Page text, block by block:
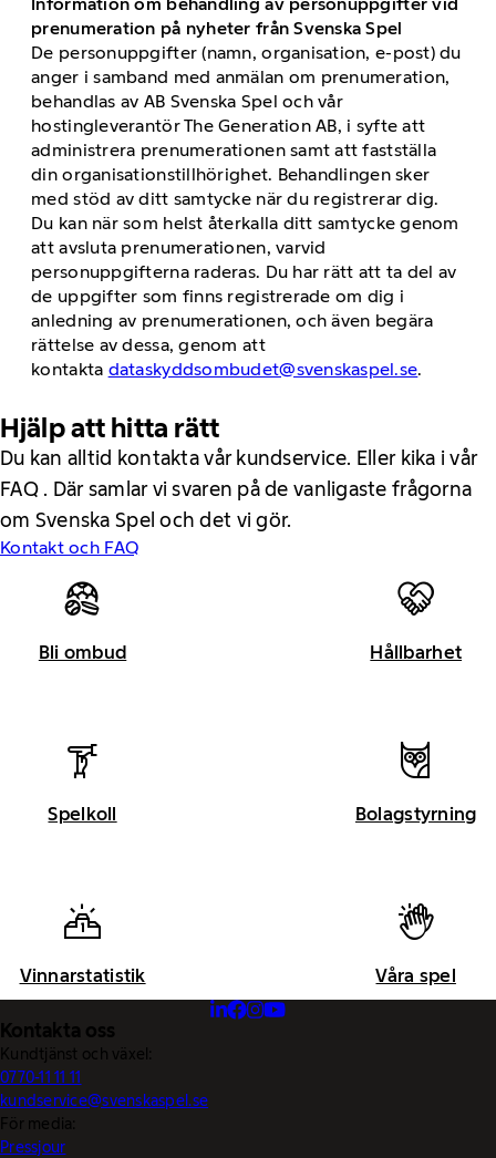
prenumeration på nyheter från Svenska Spel
De personuppgifter (namn, organisation, e-post) du
anger i samband med anmälan om prenumeration,
behandlas av AB Svenska Spel och vår
hostingleverantör The Generation AB, i syfte att
administrera prenumerationen samt att fastställa
din organisationstillhörighet. Behandlingen sker
med stöd av ditt samtycke när du registrerar dig.
Du kan när som helst återkalla ditt samtycke genom
att avsluta prenumerationen, varvid
personuppgifterna raderas. Du har rätt att ta del av
de uppgifter som finns registrerade om dig i
anledning av prenumerationen, och även begära
rättelse av dessa, genom att
kontakta dataskyddsombudet@svenskaspel.se.
Hjälp att hitta rätt
Du kan alltid kontakta vår kundservice. Eller kika i vår
FAQ . Där samlar vi svaren på de vanligaste frågorna
om Svenska Spel och det vi gör.
Kontakt och FAQ
Bli ombud Hållbarhet
Spelkoll Bolagstyrning
Vinnarstatistik Våra spel
Kontakta oss
Kundtjänst och växel:
0770-11 11 11
kundservice@svenskaspel.se
För media:
Pressjour